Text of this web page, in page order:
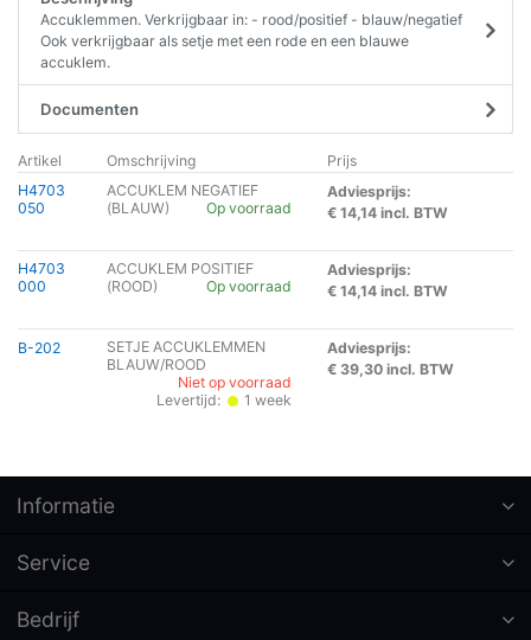
Accuklemmen. Verkrijgbaar in: - rood/positief - blauw/negatief
Ook verkrijgbaar als setje met een rode en een blauwe
accuklem.
Documenten
Artikel Omschrijving
Prijs
H4703
050
ACCUKLEM NEGATIEF
(BLAUW)
Op voorraad
Adviesprijs:
€ 14,14 incl. BTW
H4703
000
ACCUKLEM POSITIEF
(ROOD)
Op voorraad
Adviesprijs:
€ 14,14 incl. BTW
B-202
SETJE ACCUKLEMMEN
BLAUW/ROOD
Niet op voorraad
Levertijd:
1 week
Adviesprijs:
€ 39,30 incl. BTW
Informatie
Service
Bedrijf